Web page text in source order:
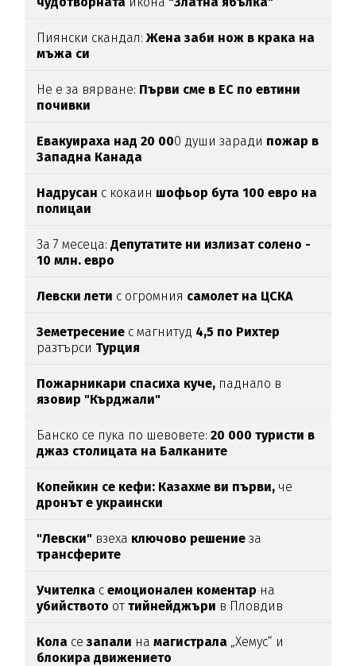
Пиянски скандал:Жена заби нож в крака на
мъжа си
Не е за вярване: Първи сме в ЕС по евтини
почивки
Евакуираха над 20 000 души заради пожар в
Западна Канада
Надрусан с кокаин шофьор бута 100 евро на
полицаи
За 7 месеца: Депутатите ни излизат солено -
10 млн. евро
Левски лети с огромния самолет на ЦСКА
Земетресение с магнитуд 4,5 по Рихтер
разтърси Турция
Пожарникари спасиха куче, паднало в
язовир "Кърджали"
Банско се пука по шевовете:20 000 туристи в
джаз столицата на Балканите
Копейкин се кефи: Казахме ви първи, че
дронът е украински
"Левски" взеха ключово решение за
трансферите
Учителка семоционален коментар на
убийството оттийнейджъри в Пловдив
Кола сезапали намагистрала „Хемус“ и
блокира движението